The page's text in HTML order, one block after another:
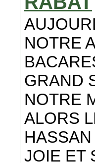
NOTRE
GRAND
NOTRE
ALORS
JOIE ET